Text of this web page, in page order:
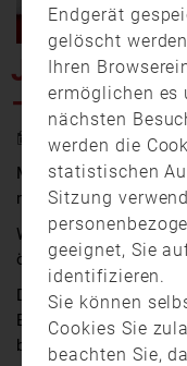
–
7. November
Mit diesem Spot
neue Mitglieder.
Wenn auch du
örtlichen Feuerwehr.
Dieses Video steht
Bitte wenden Sie
bayern.de
Endgerät
gelöscht
Ihren
ermöglichen es
nächsten
werden die
statistischen
Sitzung
geeignet, Sie
identifizieren.
Sie können
Cookies Sie
beachten Sie,